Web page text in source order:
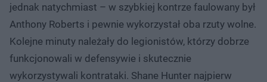
jednak natychmiast – w szybkiej kontrze faulowany był
Anthony Roberts i pewnie wykorzystał oba rzuty wolne.
Kolejne minuty należały do legionistów, którzy dobrze
funkcjonowali w defensywie i skutecznie
wykorzystywali kontrataki. Shane Hunter najpierw